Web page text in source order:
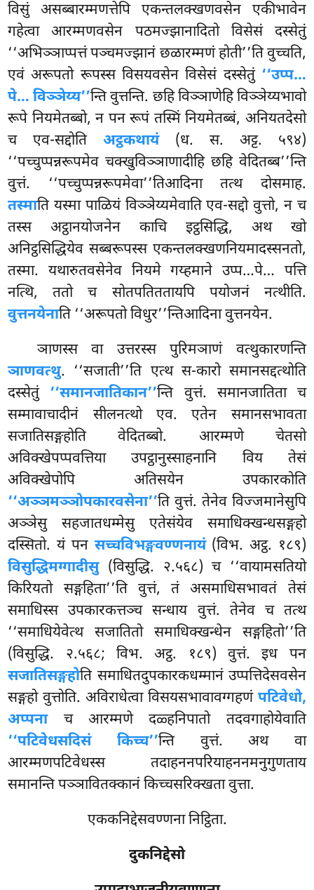
विसुं असब्बारम्मणत्तेपि एकन्तलक्खणवसेन एकीभावेन
गहेत्वा आरम्मणवसेन पठमज्झानादितो विसेसं दस्सेतुं
‘‘अभिञ्ञाप्पत्तं पञ्चमज्झानं छळारम्मणं होती’’ति वुच्चति,
एवं अरूपतो रूपस्स विसयवसेन विसेसं दस्सेतुं ‘‘उप्प…
पे… विञ्ञेय्य’’न्ति वुत्तन्ति. छहि विञ्ञाणेहि विञ्ञेय्यभावो
रूपे नियमेतब्बो, न पन रूपं तस्मिं नियमेतब्बं, अनियतदेसो
च एव-सद्दोतिअट्ठकथायं(ध. स. अट्ट. ५९४)
‘‘पच्चुप्पन्नरूपमेव चक्खुविञ्ञाणादीहि छहि वेदितब्ब’’न्ति
वुत्तं. ‘‘पच्चुप्पन्नरूपमेवा’’तिआदिना तत्थ दोसमाह.
तस्माति यस्मा पाळियं विञ्ञेय्यमेवाति एव-सद्दो वुत्तो, न च
तस्स अट्ठानयोजनेन काचि इट्ठसिद्धि, अथ खो
अनिट्ठसिद्धियेव सब्बरूपस्स एकन्तलक्खणनियमादस्सनतो,
तस्मा. यथारुतवसेनेव नियमे गय्हमाने उप्प…पे… पत्ति
नत्थि, ततो च सोतपतिततायपि पयोजनं नत्थीति.
वुत्तनयेनाति ‘‘अरूपतो विधुर’’न्तिआदिना वुत्तनयेन.
ञाणस्स वा उत्तरस्स पुरिमञाणं वत्थुकारणन्ति
ञाणवत्थु. ‘‘सजाती’’ति एत्थ स-कारो समानसद्दत्थोति
दस्सेतुं ‘‘समानजातिकान’’न्ति वुत्तं. समानजातिता च
सम्मावाचादीनं सीलनत्थो एव. एतेन समानसभावता
सजातिसङ्गहोति वेदितब्बो. आरम्मणे चेतसो
अविक्खेपप्पवत्तिया उपट्ठानुस्साहनानि विय तेसं
अविक्खेपोपि अतिसयेन उपकारकोति
‘‘अञ्ञमञ्ञोपकारवसेना’’ति वुत्तं. तेनेव विज्जमानेसुपि
अञ्ञेसु सहजातधम्मेसु एतेसंयेव समाधिक्खन्धसङ्गहो
दस्सितो. यं पन सच्चविभङ्गवण्णनायं(विभ. अट्ठ. १८९)
विसुद्धिमग्गादीसु(विसुद्धि. २.५६८) च ‘‘वायामसतियो
किरियतो सङ्गहिता’’ति वुत्तं, तं असमाधिसभावतं तेसं
समाधिस्स उपकारकत्तञ्च सन्धाय वुत्तं. तेनेव च तत्थ
‘‘समाधियेवेत्थ सजातितो समाधिक्खन्धेन सङ्गहितो’’ति
(विसुद्धि. २.५६८; विभ. अट्ठ. १८९) वुत्तं. इध पन
सजातिसङ्गहोति समाधितदुपकारकधम्मानं उप्पत्तिदेसवसेन
सङ्गहो वुत्तोति. अविराधेत्वा विसयसभावावग्गहणं पटिवेधो,
अप्पनाच आरम्मणे दळ्हनिपातो तदवगाहोयेवाति
‘‘पटिवेधसदिसं किच्च’’न्ति वुत्तं. अथ वा
आरम्मणपटिवेधस्स तदाहननपरियाहननमनुगुणताय
समानन्ति पञ्ञावितक्कानं किच्चसरिक्खता वुत्ता.
एककनिद्देसवण्णना निट्ठिता.
दुकनिद्देसो